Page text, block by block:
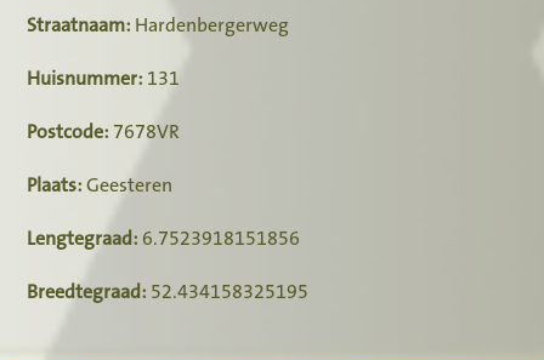
Straatnaam: Hardenbergerweg
Huisnummer: 131
Postcode: 7678VR
Plaats: Geesteren
Lengtegraad: 6.7523918151856
Breedtegraad: 52.434158325195